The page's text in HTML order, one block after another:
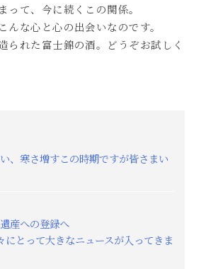
って、今に続くこの関係。
んな心と心の出会いなのです。
られた富士錦の酒。どうぞお試しく
、寒さ増すこの時期ですが皆さまい
産への登録へ
にとって大きなニュースが入ってきま